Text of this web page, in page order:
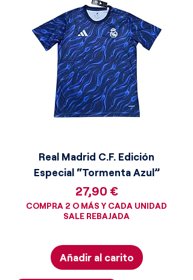
Real Madrid C.F. Edición
Especial “Tormenta Azul”
Precio
27,90 €
COMPRA 2 O MÁS Y CADA UNIDAD
SALE REBAJADA
Añadir al carito